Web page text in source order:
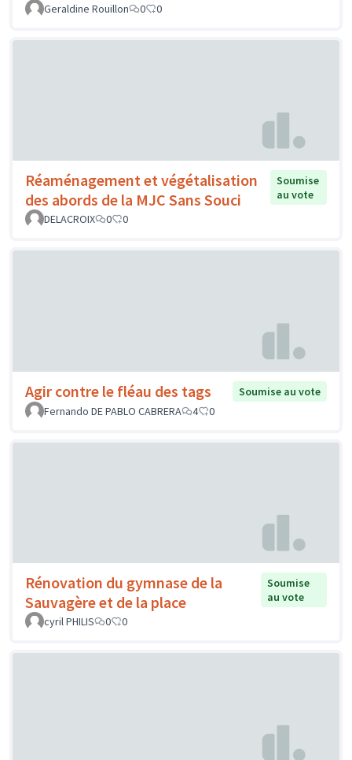
Geraldine Rouillon
0 0
Réaménagement et végétalisation
des abords de la MJC Sans Souci
Soumise
au vote
DELACROIX
0 0
Agir contre le fléau des tags
Soumise au vote
Fernando DE PABLO CABRERA
4 0
Rénovation du gymnase de la
Sauvagère et de la place
Soumise
au vote
cyril PHILIS
0 0